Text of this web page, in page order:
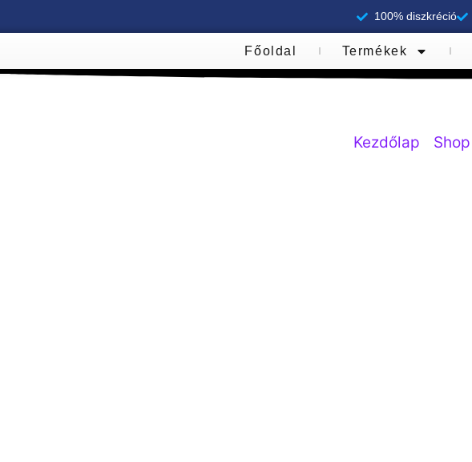
100% diszkréció
Főoldal Termékek
Kezdőlap Shop